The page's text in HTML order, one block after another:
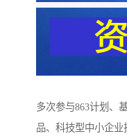
多次参与863计划、
品、科技型中小企业